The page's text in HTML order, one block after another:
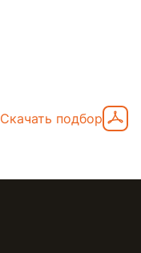
Скачать подбор